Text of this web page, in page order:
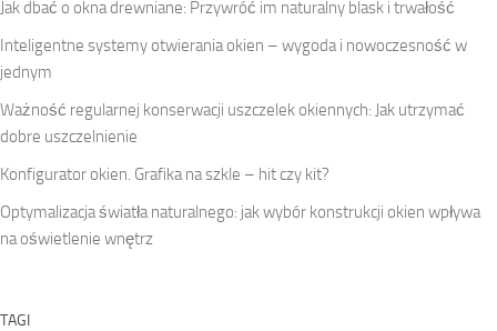
Jak dbać o okna drewniane: Przywróć im naturalny blask i trwałość
Inteligentne systemy otwierania okien – wygoda i nowoczesność w
jednym
Ważność regularnej konserwacji uszczelek okiennych: Jak utrzymać
dobre uszczelnienie
Konfigurator okien. Grafika na szkle – hit czy kit?
Optymalizacja światła naturalnego: jak wybór konstrukcji okien wpływa
na oświetlenie wnętrz
TAGI